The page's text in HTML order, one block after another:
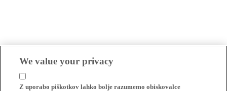
We value your privacy
Z uporabo piškotkov lahko bolje razumemo obiskovalce